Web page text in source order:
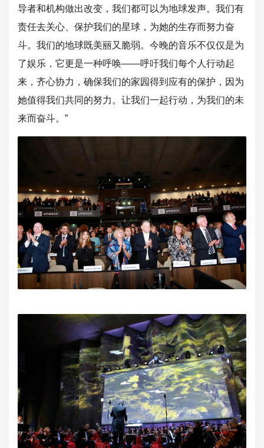
导者和机构做出改变，我们都可以为地球发声。我们有
责任去关心、保护我们的星球，为她的生存而努力奋
斗。我们的地球既美丽又脆弱。今晚的音乐不仅仅是为
了娱乐，它更是一种呼唤——呼吁我们每个人行动起
来，齐心协力，确保我们的家园得到应有的保护，因为
她值得我们共同的努力。让我们一起行动， 为我们的未
来而奋斗。”